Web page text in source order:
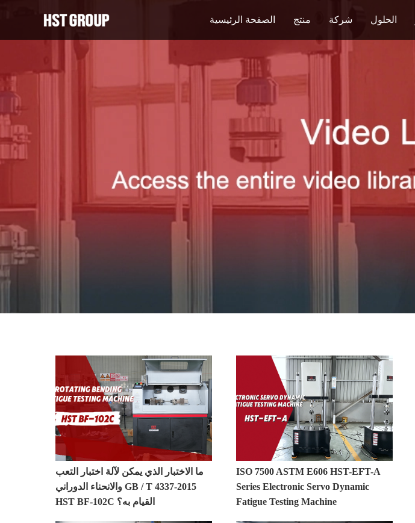
الصفحة الرئيسية منتج شركة الحلول
ما الاختبار الذي يمكن لآلة اختبار التعب
والانحناء الدوراني GB / T 4337-2015
HST BF-102C القيام به؟
ISO 7500 ASTM E606 HST-EFT-A
Series Electronic Servo Dynamic
Fatigue Testing Machine